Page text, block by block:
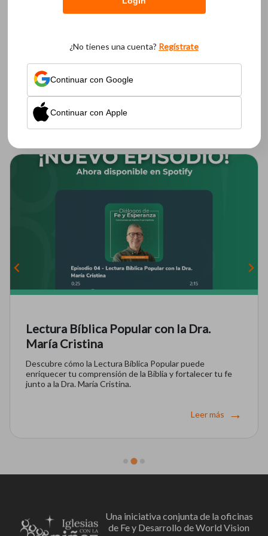
¿No tienes una cuenta? Regístrate
Continuar con Google
Continuar con Apple
Pastoral por la Vida
Lectura Bíblica Popular con la Dra.
María Cristina
Descubre cómo la Lectura Bíblica Popular puede
enriquecer tu comprensión de la Biblia y fortalecer tu fe
junto a la Dra. María Cristina.
Leer más
Una iniciativa conjunta de la oficinas
de Fe y Desarrollo de World Vision